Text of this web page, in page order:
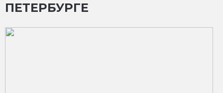
ПЕТЕРБУРГЕ